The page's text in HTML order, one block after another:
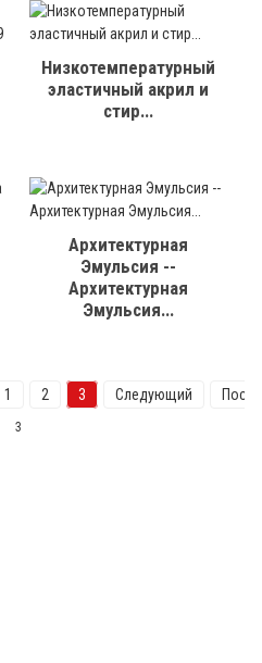
Низкотемпературный
эластичный акрил и
стир...
Архитектурная
Эмульсия --
Архитектурная
Эмульсия...
1 2 3 Следующий
3